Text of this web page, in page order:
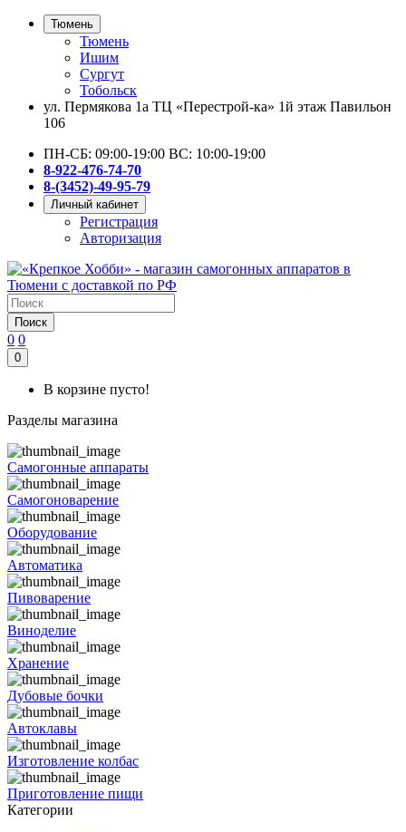
Тюмень
Тюмень
Ишим
Сургут
Тобольск
ул. Пермякова 1а ТЦ «Перестрой-ка» 1й этаж Павильон
106
ПН-СБ: 09:00-19:00 ВС: 10:00-19:00
8-922-476-74-70
8-(3452)-49-95-79
Личный кабинет
Регистрация
Авторизация
Поиск
0 0
0
В корзине пусто!
Разделы магазина
Самогонные аппараты
Самогоноварение
Оборудование
Автоматика
Пивоварение
Виноделие
Хранение
Дубовые бочки
Автоклавы
Изготовление колбас
Приготовление пищи
Категории